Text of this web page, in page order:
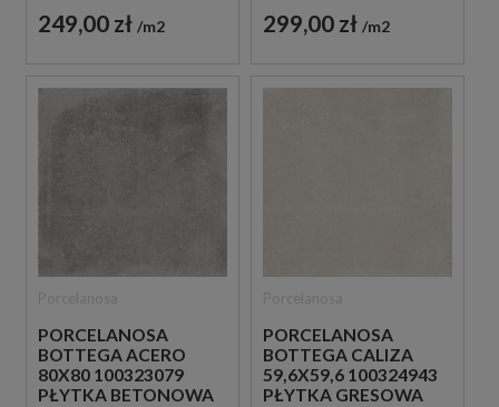
249,00 zł m2 299,00 zł m2
PORCELANOSA
BOTTEGA ACERO
80X80 100323079
PŁYTKA BETONOWA
PORCELANOSA
BOTTEGA CALIZA
59,6X59,6 100324943
PŁYTKA GRESOWA